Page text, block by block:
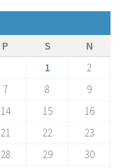
P S
N
1
2
7 8
9
14 15
16
21 22
23
28 29
30